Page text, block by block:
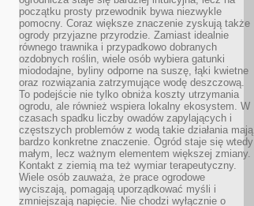
początku prosty przewodnik bywa niezwykle
pomocny. Coraz większe znaczenie zyskują także
ogrody przyjazne przyrodzie. Zamiast idealnie
równego trawnika i przypadkowo dobranych
ozdobnych roślin, wiele osób wybiera gatunki
miododajne, byliny odporne na suszę, łąki kwietne
oraz rozwiązania zatrzymujące wodę deszczową.
To podejście nie tylko obniża koszty utrzymania
ogrodu, ale również wspiera lokalny ekosystem. W
czasach spadku liczby owadów zapylających i
częstszych problemów z wodą takie działania mają
bardzo konkretne znaczenie. Ogród staje się wtedy
małym, lecz ważnym elementem większej zmiany.
Kontakt z ziemią ma też wymiar terapeutyczny.
Wiele osób zauważa, że prace ogrodowe
wyciszają, pomagają uporządkować myśli i
zmniejszają napięcie. Nie chodzi wyłącznie o